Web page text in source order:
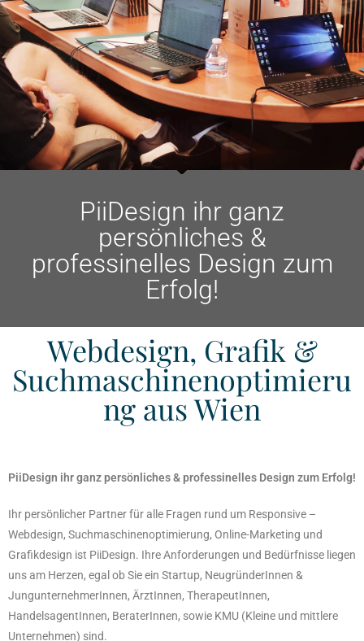
PiiDesign ihr ganz
persönliches &
professinelles Design ‎zum
Erfolg!‎
Webdesign, Grafik &
Suchmaschinenoptimieru
ng aus Wien
PiiDesign ihr ganz persönliches & professinelles Design zum Erfolg!
Ihr persönlicher Partner für alle Fragen rund um Responsive –
Webdesign, ‎Suchmaschinenoptimierung, Online-Marketing und
Grafikdesign ist PiiDesign. Ihre ‎Anforderungen und Bedürfnisse liegen
uns am Herzen, egal ob Sie ein Startup, ‎NeugründerInnen &
JungunternehmerInnen, ÄrztInnen, TherapeutInnen,
HandelsagentInnen, ‎BeraterInnen, sowie KMU (Kleine und mittlere
Unternehmen) sind.